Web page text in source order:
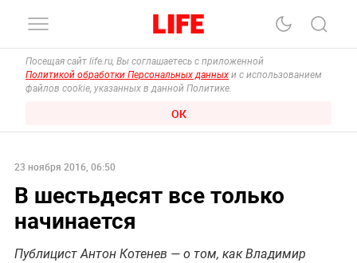
Посещая сайт life.ru, Вы соглашаетесь с приложенной
Политикой обработки Персональных данных и с использованием
файлов cookie, указанных в данной Политике.
ОК
23 ноября 2016, 06:50
В шестьдесят все только
начинается
Публицист Антон Котенев — о том, как Владимир